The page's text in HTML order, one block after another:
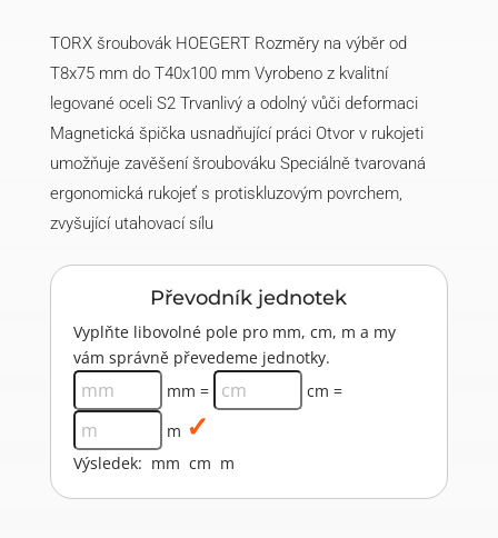
TORX šroubovák HOEGERT Rozměry na výběr od
T8x75 mm do T40x100 mm Vyrobeno z kvalitní
legované oceli S2 Trvanlivý a odolný vůči deformaci
Magnetická špička usnadňující práci Otvor v rukojeti
umožňuje zavěšení šroubováku Speciálně tvarovaná
ergonomická rukojeť s protiskluzovým povrchem,
zvyšující utahovací sílu
Převodník jednotek
Vyplňte libovolné pole pro mm, cm, m a my
vám správně převedeme jednotky.
mm =
cm =
m
Výsledek: mm cm m